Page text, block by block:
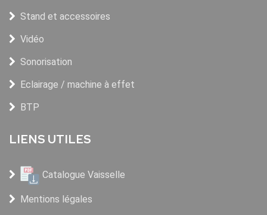
Stand et accessoires
Vidéo
Sonorisation
Eclairage / machine à effet
BTP
LIENS UTILES
Catalogue Vaisselle
Mentions légales